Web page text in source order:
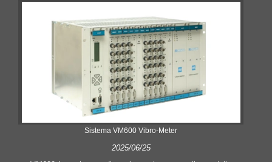
Sistema VM600 Vibro-Meter
2025/06/25